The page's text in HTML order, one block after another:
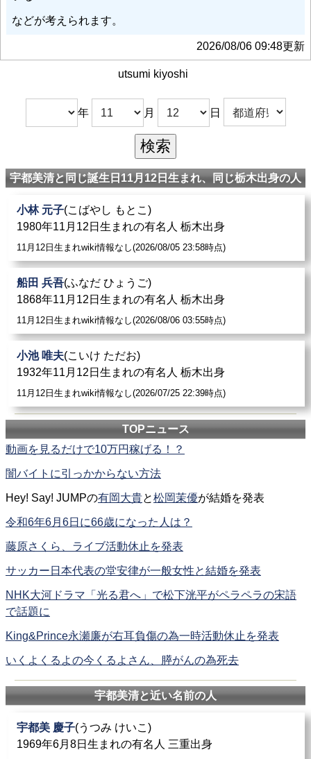
などが考えられます。
2026/08/06 09:48更新
utsumi kiyoshi
年 月 日
宇都美清と同じ誕生日11月12日生まれ、同じ栃木出身の人
小林 元子(こばやし もとこ)
1980年11月12日生まれの有名人 栃木出身
11月12日生まれwiki情報なし(2026/08/05 23:58時点)
船田 兵吾(ふなだ ひょうご)
1868年11月12日生まれの有名人 栃木出身
11月12日生まれwiki情報なし(2026/08/06 03:55時点)
小池 唯夫(こいけ ただお)
1932年11月12日生まれの有名人 栃木出身
11月12日生まれwiki情報なし(2026/07/25 22:39時点)
TOPニュース
動画を見るだけで10万円稼げる！？
闇バイトに引っかからない方法
Hey! Say! JUMPの有岡大貴と松岡茉優が結婚を発表
令和6年6月6日に66歳になった人は？
藤原さくら、ライブ活動休止を発表
サッカー日本代表の堂安律が一般女性と結婚を発表
NHK大河ドラマ「光る君へ」で松下洸平がペラペラの宋語
で話題に
King&Prince永瀬廉が右耳負傷の為一時活動休止を発表
いくよくるよの今くるよさん、膵がんの為死去
宇都美清と近い名前の人
宇都美 慶子(うつみ けいこ)
1969年6月8日生まれの有名人 三重出身